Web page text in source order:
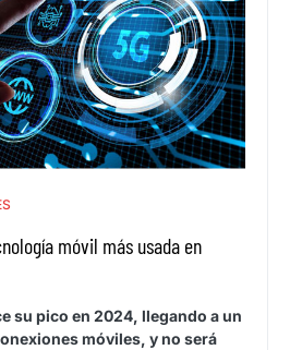
móvil más usada en
su pico en 2024, llegando a un
móviles, y no será